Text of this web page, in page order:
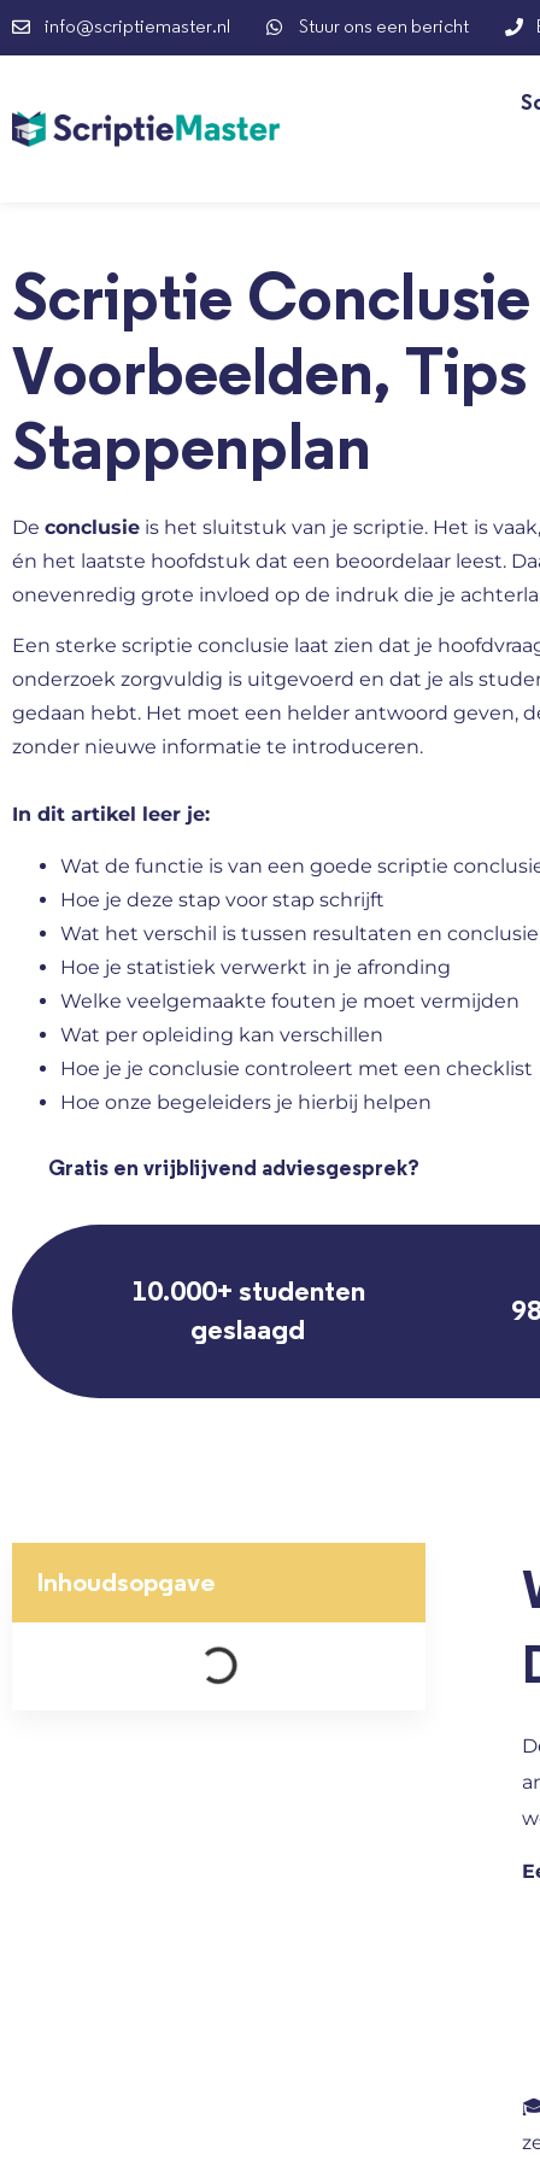
info@scriptiemaster.nl Stuur ons een bericht
Scriptie
Voorbeelden, Tips
Stappenplan
De conclusie is het sluitstuk van je scriptie. Het is
én het laatste hoofdstuk dat een beoordelaar leest.
onevenredig grote invloed op de indruk die je
Een sterke scriptie conclusie laat zien dat je
onderzoek zorgvuldig is uitgevoerd en dat je als
gedaan hebt. Het moet een helder antwoord geven,
zonder nieuwe informatie te introduceren.
In dit artikel leer je:
Wat de functie is van een goede scriptie
Hoe je deze stap voor stap schrijft
Wat het verschil is tussen resultaten en conclusie
Hoe je statistiek verwerkt in je afronding
Welke veelgemaakte fouten je moet vermijden
Wat per opleiding kan verschillen
Hoe je je conclusie controleert met een checklist
Hoe onze begeleiders je hierbij helpen
Gratis en vrijblijvend adviesgesprek?
10.000+ studenten
geslaagd
Inhoudsopgave